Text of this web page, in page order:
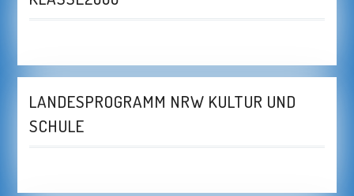
LANDESPROGRAMM NRW KULTUR UND
SCHULE